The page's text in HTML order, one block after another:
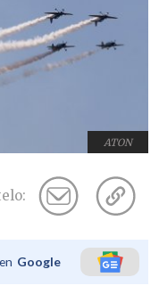
ATON
Google